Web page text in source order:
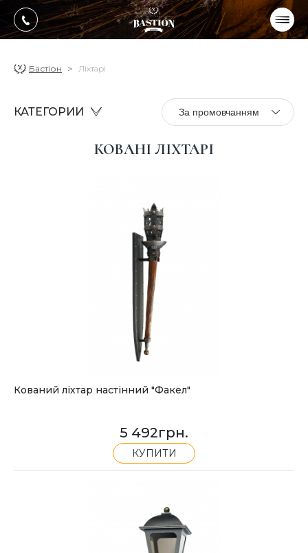
ПОСЛУГИ
Бастіон Ліхтарі
КАТЕГОРИИ
КОВАНІ ЛІХТАРІ
За промовчанням
Кований ліхтар настінний "Факел"
5 492грн.
КУПИТИ